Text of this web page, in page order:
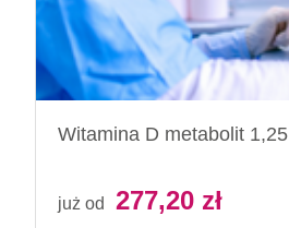
Witamina D metabolit 1,25
już od 277,20 zł